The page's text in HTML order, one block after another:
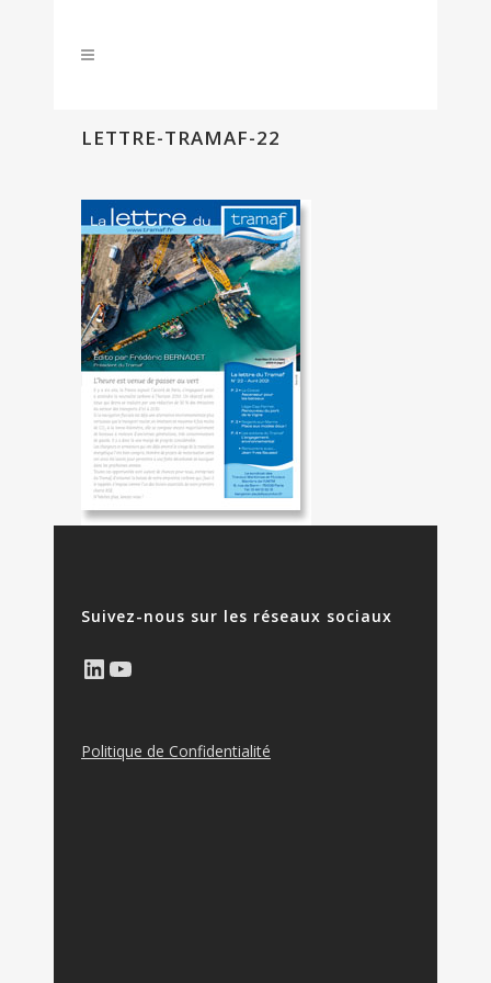
LETTRE-TRAMAF-22
Suivez-nous sur les réseaux sociaux
LinkedIn
YouTube
Politique de Confidentialité